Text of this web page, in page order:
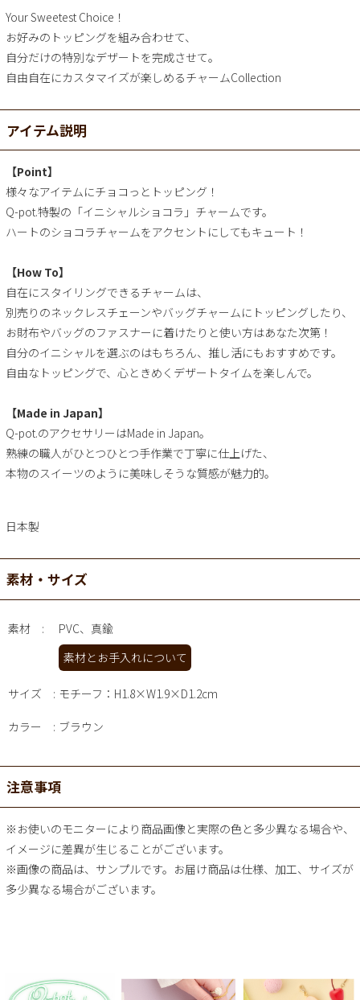
Your Sweetest Choice！
お好みのトッピングを組み合わせて、
自分だけの特別なデザートを完成させて。
自由自在にカスタマイズが楽しめるチャームCollection
アイテム説明
【Point】
様々なアイテムにチョコっとトッピング！
Q-pot.特製の「イニシャルショコラ」チャームです。
ハートのショコラチャームをアクセントにしてもキュート！
【How To】
自在にスタイリングできるチャームは、
別売りのネックレスチェーンやバッグチャームにトッピングしたり、
お財布やバッグのファスナーに着けたりと使い方はあなた次第！
自分のイニシャルを選ぶのはもちろん、推し活にもおすすめです。
自由なトッピングで、心ときめくデザートタイムを楽しんで。
【Made in Japan】
Q-pot.のアクセサリーはMade in Japan。
熟練の職人がひとつひとつ手作業で丁寧に仕上げた、
本物のスイーツのように美味しそうな質感が魅力的。
日本製
素材・サイズ
素材
PVC、真鍮
素材とお手入れについて
サイズ モチーフ：H1.8×W1.9×D1.2cm
カラー ブラウン
注意事項
※お使いのモニターにより商品画像と実際の色と多少異なる場合や、
イメージに差異が生じることがございます。
※画像の商品は、サンプルです。お届け商品は仕様、加工、サイズが
多少異なる場合がございます。